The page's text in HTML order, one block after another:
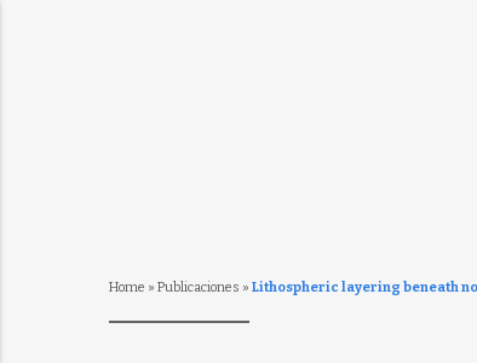
Home » Publicaciones » Lithospheric layering beneath